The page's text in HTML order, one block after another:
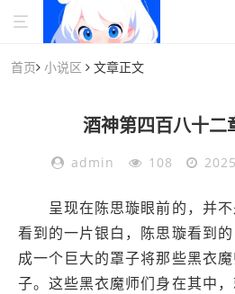
首页 小说区 文章正文
酒神第四百八十二
admin 108
呈现在陈思璇眼前的，并不
看到的一片银白，陈思璇看到
成一个巨大的罩子将那些黑衣
子。这些黑衣魔师们身在其中